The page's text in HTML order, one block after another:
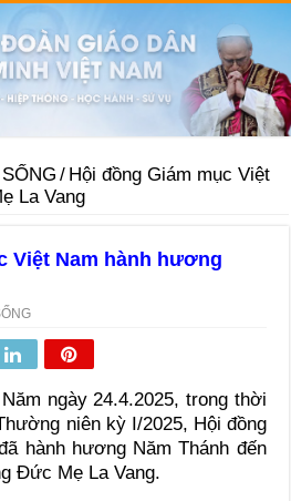
/ Hội đồng Giám mục Việt
La Vang
Việt Nam hành hương
ngày 24.4.2025, trong thời
niên kỳ I/2025, Hội đồng
hành hương Năm Thánh đến
Đức Mẹ La Vang.